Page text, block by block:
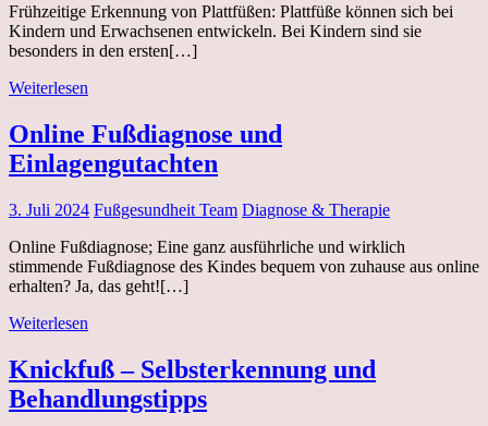
Frühzeitige Erkennung von Plattfüßen: Plattfüße können sich bei
Kindern und Erwachsenen entwickeln. Bei Kindern sind sie
besonders in den ersten[…]
Weiterlesen
Online Fußdiagnose und
Einlagengutachten
3. Juli 2024 Fußgesundheit Team Diagnose & Therapie
Online Fußdiagnose; Eine ganz ausführliche und wirklich
stimmende Fußdiagnose des Kindes bequem von zuhause aus online
erhalten? Ja, das geht![…]
Weiterlesen
Knickfuß – Selbsterkennung und
Behandlungstipps